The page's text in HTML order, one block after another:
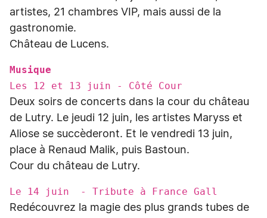
artistes, 21 chambres VIP, mais aussi de la
gastronomie.
Château de Lucens.
Musique
Les 12 et 13 juin - Côté Cour
Deux soirs de concerts dans la cour du château
de Lutry. Le jeudi 12 juin, les artistes Maryss et
Aliose se succèderont. Et le vendredi 13 juin,
place à Renaud Malik, puis Bastoun.
Cour du château de Lutry.
Le 14 juin - Tribute à France Gall
Redécouvrez la magie des plus grands tubes de